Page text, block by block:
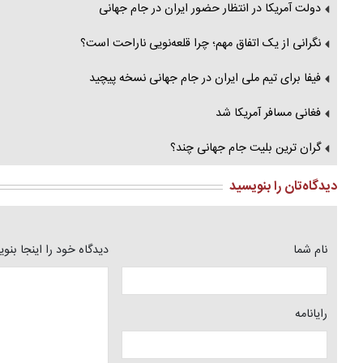
دولت آمریکا در انتظار حضور ایران در جام جهانی
نگرانی از یک اتفاق مهم؛ چرا قلعه‌نویی ناراحت است؟
فیفا برای تیم ملی ایران در جام جهانی نسخه پیچید
فغانی مسافر آمریکا شد
گران ترین بلیت جام جهانی چند؟
دیدگاه‌تان را بنویسید
نام شما
رایانامه
دیدگاه خود را اینجا